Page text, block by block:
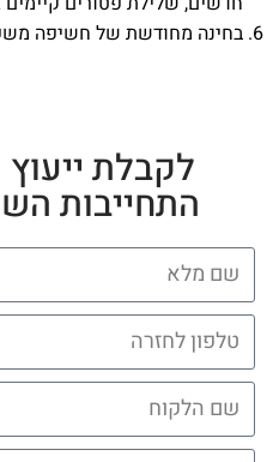
בחינה מחודשת של חשיפה
לקבלת
התחייבות